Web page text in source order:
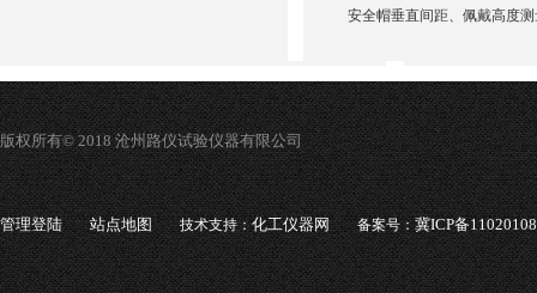
安全帽垂直间距、佩戴高度
版权所有© 2018 沧州路仪试验仪器有限公司
管理登陆 站点地图 技术支持：化工仪器网 备案号：冀ICP备